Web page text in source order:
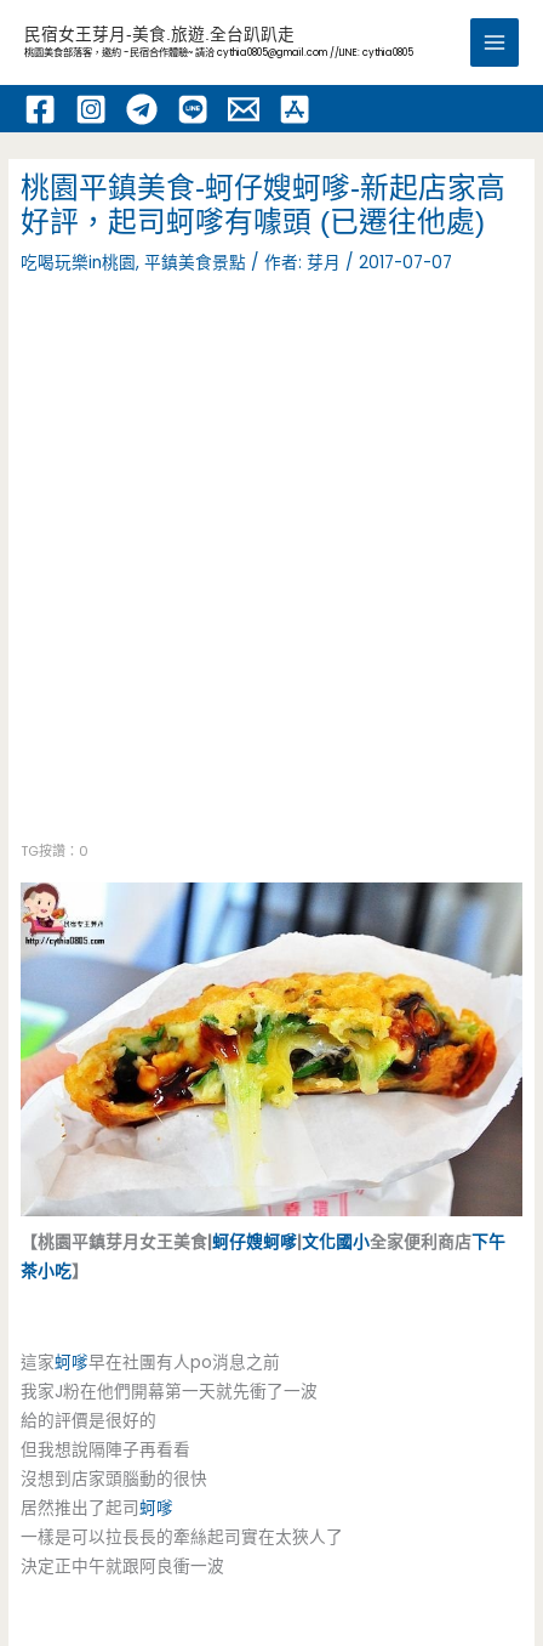
內
民宿女王芽月-美食.旅遊.全台趴趴走
桃園美食部落客，邀約 -民宿合作體驗~ 請洽cythia0805@gmail.com //LINE: cythia0805
Main
桃園平鎮美食-蚵仔嫂蚵嗲-新起店家高
好評，起司蚵嗲有噱頭 (已遷往他處)
吃喝玩樂in桃園,平鎮美食景點 / 作者:芽月 /2017-07-07
TG按讚：0
【桃園平鎮芽月女王美食|蚵仔嫂蚵嗲|文化國小全家便利商店下午
茶小吃】
這家蚵嗲早在社團有人po消息之前
我家J粉在他們開幕第一天就先衝了一波
給的評價是很好的
但我想說隔陣子再看看
沒想到店家頭腦動的很快
居然推出了起司蚵嗲
一樣是可以拉長長的牽絲起司實在太狹人了
決定正中午就跟阿良衝一波